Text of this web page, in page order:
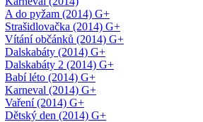
A do pyžam (2014) G+
Strašidlovačka (2014) G+
Vítání občánků (2014) G+
Dalskabáty (2014) G+
Dalskabáty 2 (2014) G+
Babí léto (2014) G+
Karneval (2014) G+
Vaření (2014) G+
Dětský den (2014) G+